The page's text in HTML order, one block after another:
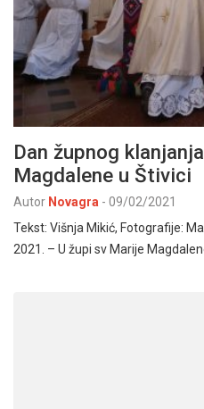
Dan župnog
Magdalene u Štivici
Autor Novagra - 09/02/2021
Tekst: Višnja Mikić, Fotografije:
2021. – U župi sv Marije